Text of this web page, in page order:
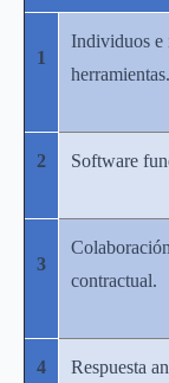
1
Individuos e
herramientas.
2 Software
3
contractual.
4 Respuesta